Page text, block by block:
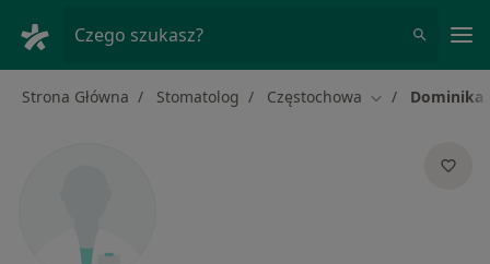
Czego szukasz?
Strona Główna Stomatolog Częstochowa Zmień miasto
Dominika